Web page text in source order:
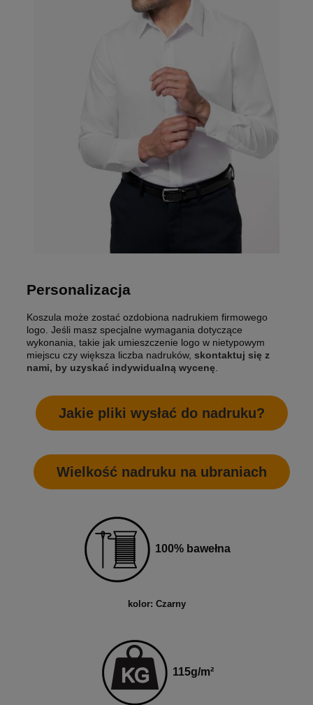
Personalizacja
Koszula może zostać ozdobiona nadrukiem firmowego
logo. Jeśli masz specjalne wymagania dotyczące
wykonania, takie jak umieszczenie logo w nietypowym
miejscu czy większa liczba nadruków, skontaktuj się z
nami, by uzyskać indywidualną wycenę
Jakie pliki wysłać do nadruku?
Wielkość nadruku na ubraniach
100% bawełna
kolor: Czarny
115g/m²